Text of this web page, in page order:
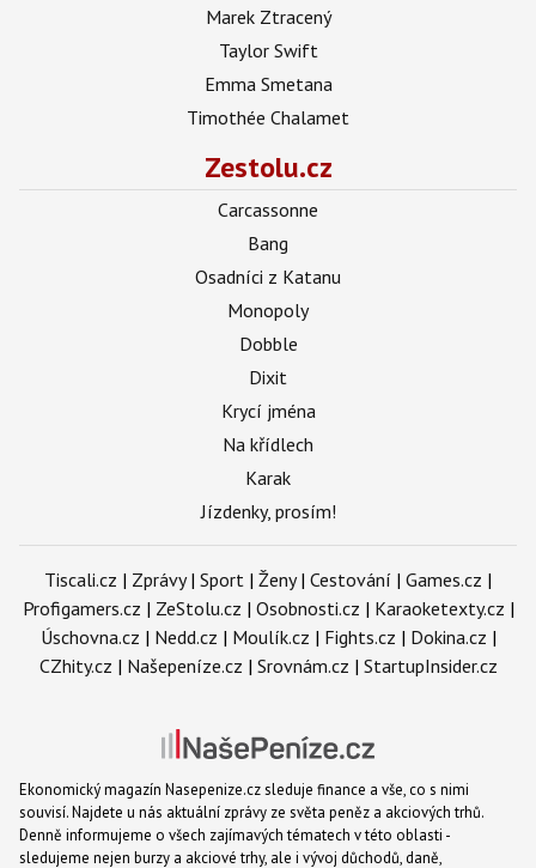
Marek Ztracený
Taylor Swift
Emma Smetana
Timothée Chalamet
Zestolu.cz
Carcassonne
Bang
Osadníci z Katanu
Monopoly
Dobble
Dixit
Krycí jména
Na křídlech
Karak
Jízdenky, prosím!
Tiscali.cz | Zprávy| Sport | Ženy| Cestování | Games.cz |
Profigamers.cz | ZeStolu.cz | Osobnosti.cz | Karaoketexty.cz |
Úschovna.cz | Nedd.cz | Moulík.cz | Fights.cz | Dokina.cz |
CZhity.cz | Našepeníze.cz | Srovnám.cz | StartupInsider.cz
Ekonomický magazín Nasepenize.cz sleduje finance a vše, co s nimi
souvisí. Najdete u nás aktuální zprávy ze světa peněz a akciových trhů.
Denně informujeme o všech zajímavých tématech v této oblasti -
sledujeme nejen burzy a akciové trhy, ale i vývoj důchodů, daně,